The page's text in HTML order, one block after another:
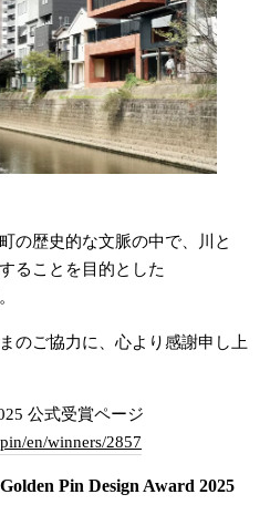
の歴史的な文脈の中で、川と
ることを目的とした
のご協力に、心より感謝申し上
公式受賞ページ
en/winners/2857
Pin Design Award 2025